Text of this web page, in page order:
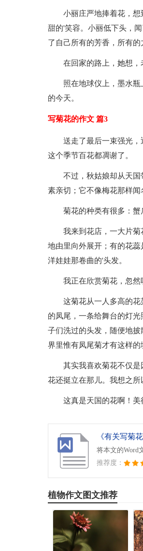
小丽庄严地捧着花，
甜的'笑容。小丽低下头，
了自己所有的芳香，所有的
在回家的路上，她想，
照在地球仪上，墨水
的今天。
写菊花的作文 篇3
送走了最后一束强光
这个季节百花都凋谢了。
不过，秋姑娘却从天
素亲切；它不像梅花那样
菊花的种类有很多：蟹
我来到花店，一大片
地由里向外展开；有的花
洋娃娃那卷曲的'头发。
我正在欣赏菊花，忽然
这菊花从一人多高的
的凤尾，一条给舞台的灯
子们洗过的头发，随便地
界里惟有凤尾菊才有这样的
其实我喜欢菊花不仅
花还挺立在那儿。我想之所
这真是天国的花啊！美
《有关写菊
将本文的Word
推荐度：
植物作文图文推荐